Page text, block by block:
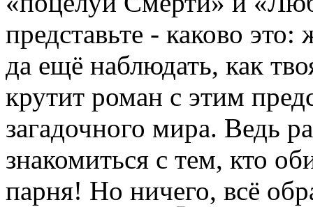
представьте - каково
да ещё наблюдать, как
крутит роман с этим
загадочного мира. Ведь
знакомиться с тем, кто
парня! Но ничего, всё